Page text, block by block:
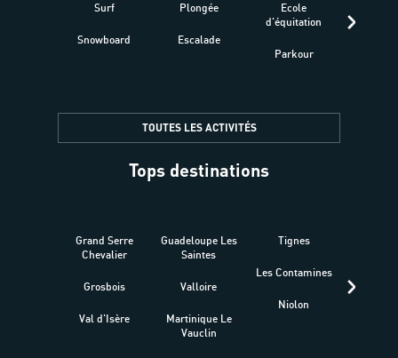
Surf
Snowboard
Plongée
Escalade
Ecole
d'équitation
Parkour
TOUTES LES ACTIVITÉS
Tops destinations
Grand Serre
Chevalier
Grosbois
Val d'Isère
Guadeloupe Les
Saintes
Valloire
Martinique Le
Vauclin
Tignes
Les Contamines
Niolon